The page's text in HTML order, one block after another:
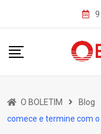
O BOLETIM Blog
comece e termine com o